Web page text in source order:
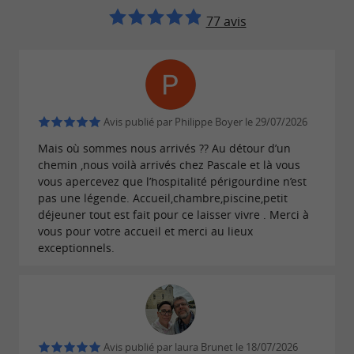
77 avis
Avis publié par Philippe Boyer le 29/07/2026
Mais où sommes nous arrivés ?? Au détour d’un
chemin ,nous voilà arrivés chez Pascale et là vous
vous apercevez que l’hospitalité périgourdine n’est
pas une légende. Accueil,chambre,piscine,petit
déjeuner tout est fait pour ce laisser vivre . Merci à
vous pour votre accueil et merci au lieux
exceptionnels.
Avis publié par laura Brunet le 18/07/2026